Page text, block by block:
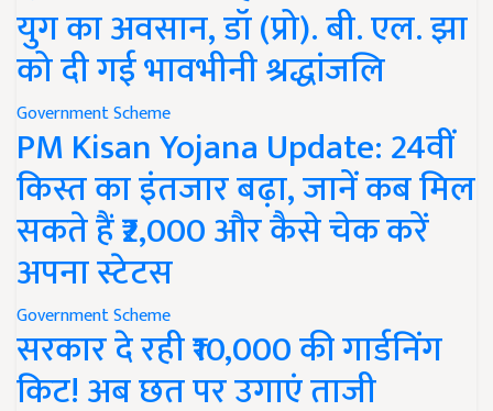
युग का अवसान, डॉ (प्रो). बी. एल. झा
को दी गई भावभीनी श्रद्धांजलि
Government Scheme
PM Kisan Yojana Update: 24वीं
किस्त का इंतजार बढ़ा, जानें कब मिल
सकते हैं ₹2,000 और कैसे चेक करें
अपना स्टेटस
Government Scheme
सरकार दे रही ₹10,000 की गार्डनिंग
किट! अब छत पर उगाएं ताजी